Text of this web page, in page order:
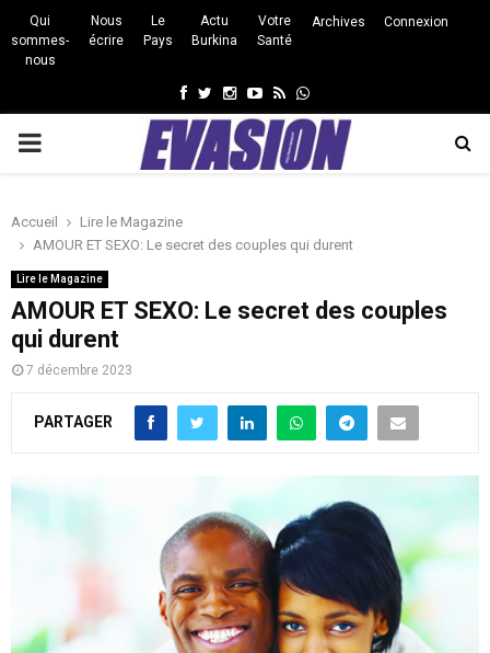
Qui
sommes-
nous
Nous
écrire
Le
Pays
Actu
Burkina
Votre
Santé
Archives Connexion
Facebook
Twitter
Instagram
Youtube
RssWhatsapp
PRIMARY
Accueil
Lire le Magazine
AMOUR ET SEXO: Le secret des couples qui durent
Lire le Magazine
AMOUR ET SEXO: Le secret des couples
qui durent
7 décembre 2023
PARTAGER